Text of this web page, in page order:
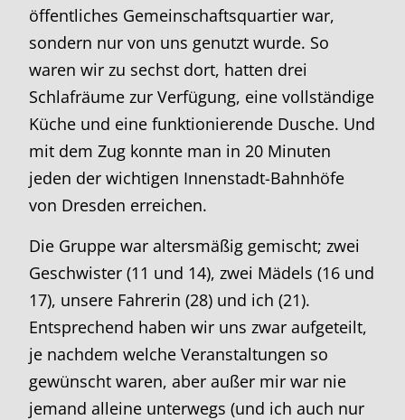
öffentliches Gemeinschaftsquartier war,
sondern nur von uns genutzt wurde. So
waren wir zu sechst dort, hatten drei
Schlafräume zur Verfügung, eine vollständige
Küche und eine funktionierende Dusche. Und
mit dem Zug konnte man in 20 Minuten
jeden der wichtigen Innenstadt-Bahnhöfe
von Dresden erreichen.
Die Gruppe war altersmäßig gemischt; zwei
Geschwister (11 und 14), zwei Mädels (16 und
17), unsere Fahrerin (28) und ich (21).
Entsprechend haben wir uns zwar aufgeteilt,
je nachdem welche Veranstaltungen so
gewünscht waren, aber außer mir war nie
jemand alleine unterwegs (und ich auch nur